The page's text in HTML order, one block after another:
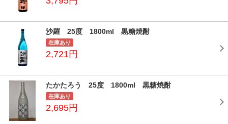
沙羅 25度 1800ml 黒糖焼酎
在庫あり
2,721円
たかたろう 25度 1800ml 黒糖焼酎
在庫あり
2,695円